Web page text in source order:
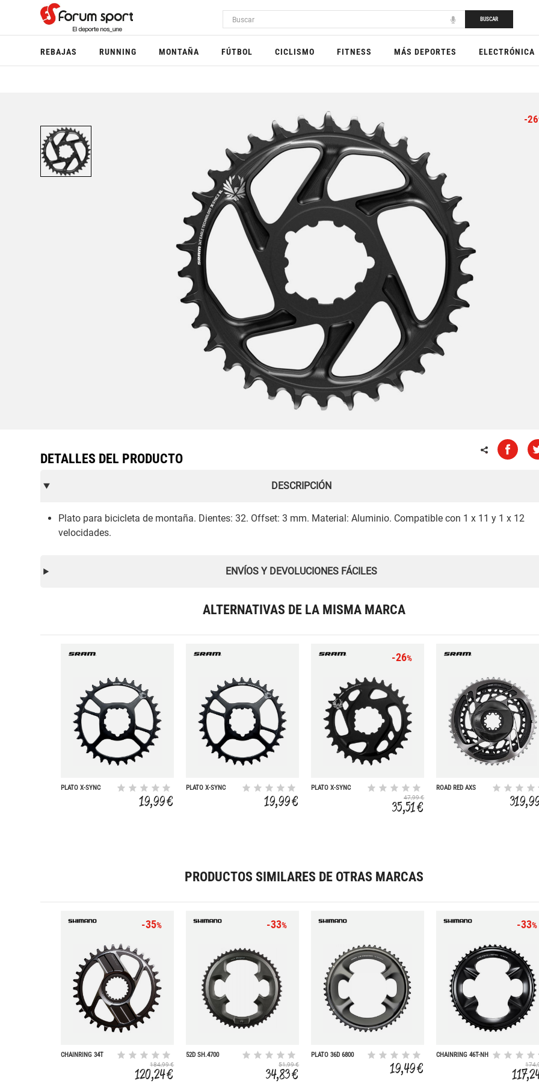
BUSCAR
REBAJAS RUNNING MONTAÑA FÚTBOL CICLISMO FITNESS MÁS DEPORTES ELECTRÓNICA
-26
DETALLES DEL PRODUCTO
DESCRIPCIÓN
Plato para bicicleta de montaña. Dientes: 32. Offset: 3 mm. Material: Aluminio. Compatible con 1 x 11 y 1 x 12
velocidades.
ENVÍOS Y DEVOLUCIONES FÁCILES
ALTERNATIVAS DE LA MISMA MARCA
PLATO X-SYNC
19,99 €
PLATO X-SYNC
19,99 €
-26%
PLATO X-SYNC
47,99 €
35,51 €
ROAD RED AXS
PRODUCTOS SIMILARES DE OTRAS MARCAS
-35%
CHAINRING 34T
184,99 €
120,24 €
-33%
52D SH.4700
51,99 €
34,83 €
PLATO 36D 6800
19,49 €
-33%
CHAINRING 46T-NH